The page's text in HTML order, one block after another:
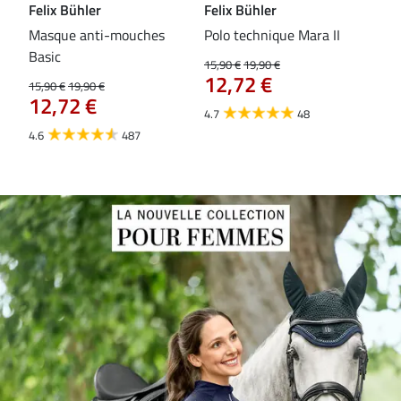
Felix Bühler
Masque anti-mouches
Basic
15,90 €19,90 €
12,72 €
4.6 487
Felix Bühler
Polo technique Mara II
15,90 €19,90 €
12,72 €
4.7 48